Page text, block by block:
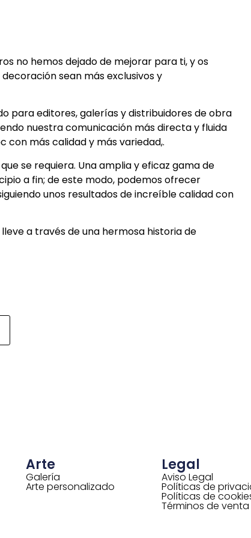
no hemos dejado de mejorar para ti, y os
sean más exclusivos y
para editores, galerías y distribuidores de obra
nuestra comunicación más directa y fluida
con más calidad y más variedad,.
se requiera. Una amplia y eficaz gama de
a fin; de este modo, podemos ofrecer
unos resultados de increíble calidad con
a través de una hermosa historia de
Arte
Galería
Arte personalizado
Legal
Aviso Legal
Políticas de
Políticas de
Términos de venta